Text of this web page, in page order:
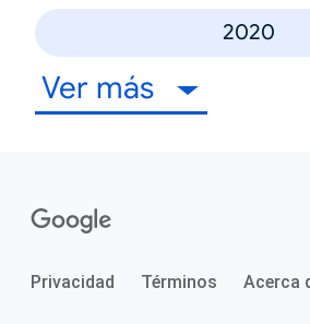
2020
Ver más
Privacidad Términos Acerca